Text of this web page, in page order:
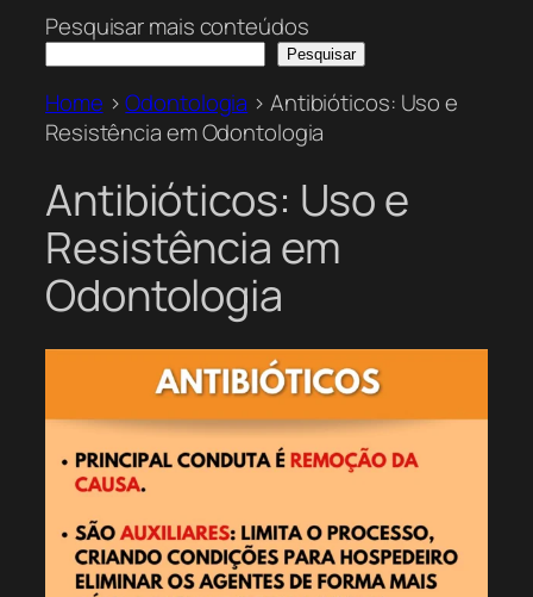
Pesquisar mais conteúdos
Pesquisar
Home >Odontologia > Antibióticos: Uso e
Resistência em Odontologia
Antibióticos: Uso e
Resistência em
Odontologia